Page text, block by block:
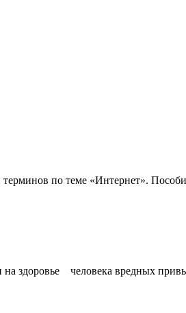
по теме «Интернет».
здоровье человека вредных